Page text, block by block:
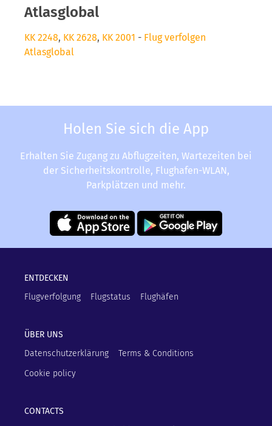
Atlasglobal
KK 2248, KK 2628, KK 2001 - Flug verfolgen
Atlasglobal
Holen Sie sich die App
Erhalten Sie Zugang zu Abflugzeiten, Wartezeiten bei
der Sicherheitskontrolle, Flughafen-WLAN,
Parkplätzen und mehr.
ENTDECKEN
Flugverfolgung
Flugstatus Flughäfen
ÜBER UNS
Datenschutzerklärung
Terms & Conditions
Cookie policy
CONTACTS